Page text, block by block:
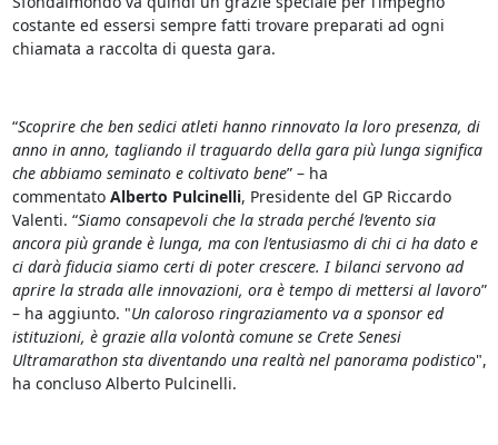
costante ed essersi sempre fatti trovare preparati ad ogni
chiamata a raccolta di questa gara.
“Scoprire che ben sedici atleti hanno rinnovato la loro presenza, di
anno in anno, tagliando il traguardo della gara più lunga significa
che abbiamo seminato e coltivato bene” – ha
commentato Alberto Pulcinelli, Presidente del GP Riccardo
Valenti. “Siamo consapevoli che la strada perché l’evento sia
ancora più grande è lunga, ma con l’entusiasmo di chi ci ha dato e
ci darà fiducia siamo certi di poter crescere. I bilanci servono ad
aprire la strada alle innovazioni, ora è tempo di mettersi al lavoro”
– ha aggiunto. "Un caloroso ringraziamento va a sponsor ed
istituzioni, è grazie alla volontà comune se Crete Senesi
Ultramarathon sta diventando una realtà nel panorama podistico",
ha concluso Alberto Pulcinelli.